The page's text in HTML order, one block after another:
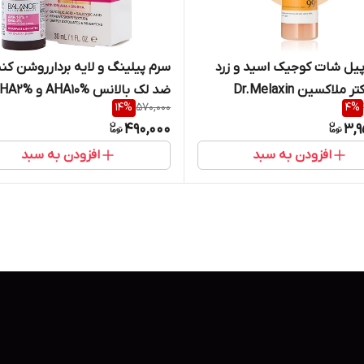
شات کوجیک اسید و زرد
چوبه دکتر ملاکسین Dr.Melaxin
لایه بردار و روشن کننده بدن
4%
افزودن به سبد
سرم پیلینگ و لایه بردارروشن
ضد لک بالانس AHA10% و BHA2%
570,000
14%
490,000
افزودن به سبد